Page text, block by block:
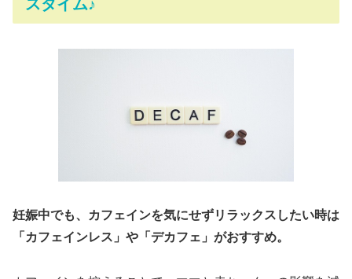
スタイム♪
妊娠中でも、カフェインを気にせずリラックスしたい時は
「カフェインレス」や「デカフェ」がおすすめ。